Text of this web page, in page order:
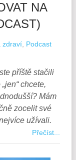
NA
zdraví Podcast
příště stačili
chcete,
Mám
zocelit své
užívali.
Přečíst...